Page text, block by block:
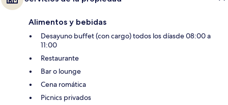
Alimentos y bebidas
Desayuno buffet (con cargo) todos los díasde 08:00 a
11:00
Restaurante
Bar o lounge
Cena romática
Picnics privados